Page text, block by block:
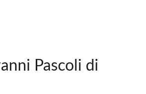
Pascoli di